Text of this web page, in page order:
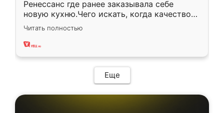
Ренессанс где ранее заказывала себе
новую кухню.Чего искать, когда качеством
вполне довольна. Служит кухня уже почти
два года, нареканий нет.
Читать полностью
Еще